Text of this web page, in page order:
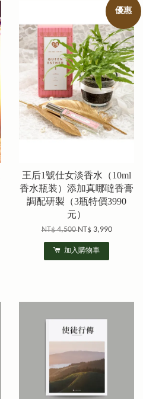
優惠
王后1號仕女淡香水（10ml
香水瓶装）添加真哪噠香膏
調配研製（3瓶特價3990
元）
NT$ 4,500NT$ 3,990
加入購物車